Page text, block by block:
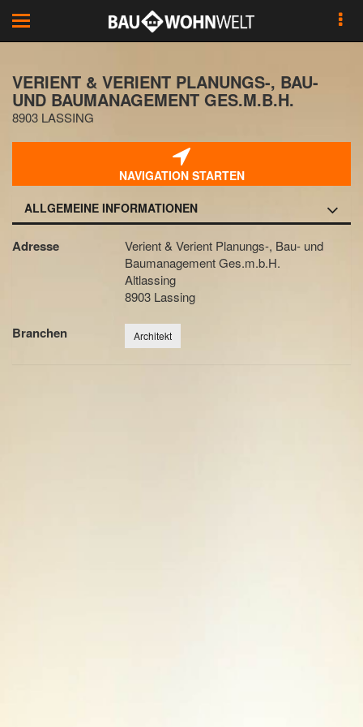
Toggle
navigation
VERIENT & VERIENT PLANUNGS-, BAU-
UND BAUMANAGEMENT GES.M.B.H.
8903 LASSING
NAVIGATION STARTEN
ALLGEMEINE INFORMATIONEN
Adresse
Verient & Verient Planungs-, Bau- und
Baumanagement Ges.m.b.H.
Altlassing
8903 Lassing
Branchen Architekt